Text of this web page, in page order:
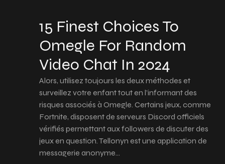
15 Finest Choices To
Omegle For Random
Video Chat In 2024
Alors, utilisez toujours les deux méthodes et
surveillez votre enfant tout en l’informant des
risques associés à Omegle. Certains jeux, comme
Fortnite, disposent de serveurs Discord officiels
vérifiés permettant aux followers de discuter des
jeux en question. Tellonyn est une application de
messagerie anonyme…